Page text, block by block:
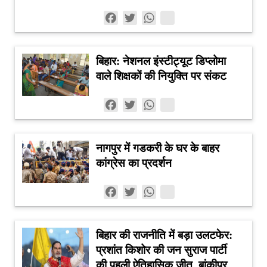
‘शराबबंदी रहे या हटे’ तक सीमित नहीं रहनी चाहिए। असली सवाल
यह होना चाहिए कि बिहार में ऐसी कौन-सी नीति बनाई जाए जो शराब
पर रोक लगाए और राज्य को आवश्यक विकास संसाधन भी उपलब्ध
कराए।
आगे का रास्ता क्या हो सकता है?
यदि सरकार शराबबंदी की समीक्षा करती है तो पूर्ण प्रतिबंध हटाने के
साथ-साथ कड़े नियमन का मॉडल अपनाया जा सकता है। शराब की
और स्थान, उच्च कर, नशामुक्ति सेवाओं तथा सार्वजनिक स्वास्थ्य
अभियानों से जोड़ा जा सकता है। साथ ही अवैध शराब के उत्पादन
और तस्करी के खिलाफ कार्रवाई को और मजबूत किया जा सकता है।
सबसे महत्वपूर्ण बात यह होगी कि शराब से प्राप्त अतिरिक्त राजस्व
को सामान्य सरकारी खर्च में शामिल करने के बजाय शिक्षा, स्वास्थ्य,
महिला सुरक्षा, रोजगार और ग्रामीण विकास जैसे क्षेत्रों में पारदर्शी
माध्यम के बजाय सामाजिक नीति का हिस्सा बनाया जा सकता है।
बिहार के लिए नीति की बड़ी परीक्षा
Facebook
Twitter
बिहार: नेशनल इंस्टीट्यूट डिप्लोमा
वाले शिक्षकों की नियुक्ति पर संकट
Facebook
Twitter
नागपुर में गडकरी के घर के बाहर
कांग्रेस का प्रदर्शन
Facebook
Twitter
बिहार की राजनीति में बड़ा उलटफेर:
प्रशांत किशोर की जन सुराज पार्टी